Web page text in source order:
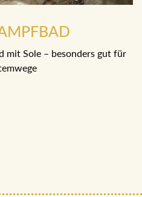
mit Sole – besonders gut für